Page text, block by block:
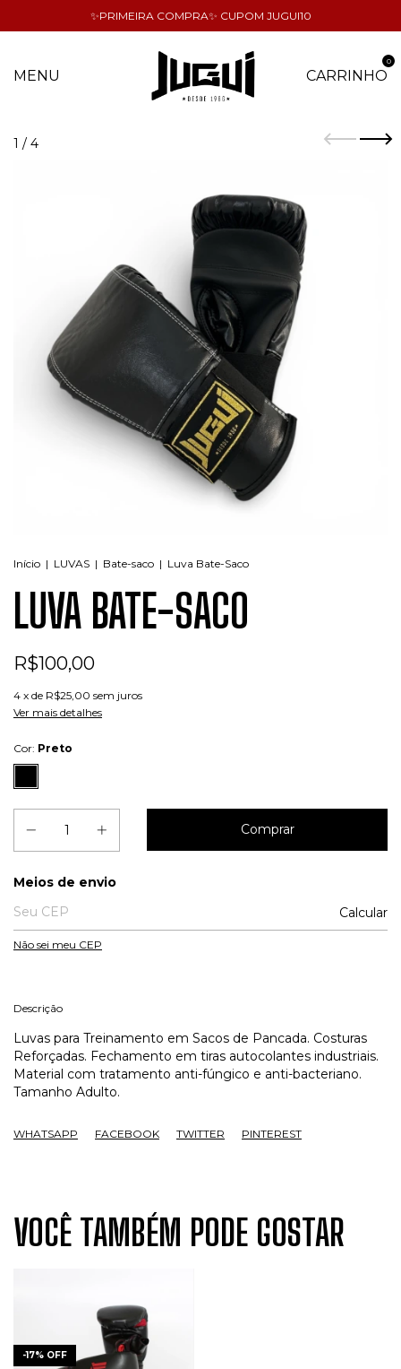
✨PRIMEIRA COMPRA✨ CUPOM JUGUI10
MENU CARRINHO
0
1 / 4
Início | LUVAS | Bate-saco | Luva Bate-Saco
LUVA BATE-SACO
R$100,00
4 x de R$25,00 sem juros
Ver mais detalhes
Cor: Preto
Entregas para o CEP:
Meios de envio
Calcular
Não sei meu CEP
Descrição
Luvas para Treinamento em Sacos de Pancada. Costuras
Reforçadas. Fechamento em tiras autocolantes industriais.
Material com tratamento anti-fúngico e anti-bacteriano.
Tamanho Adulto.
WHATSAPP FACEBOOK TWITTER PINTEREST
VOCÊ TAMBÉM PODE GOSTAR
-17% OFF